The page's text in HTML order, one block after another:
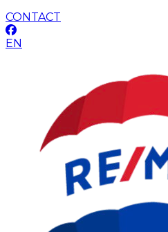
CONTACT
EN